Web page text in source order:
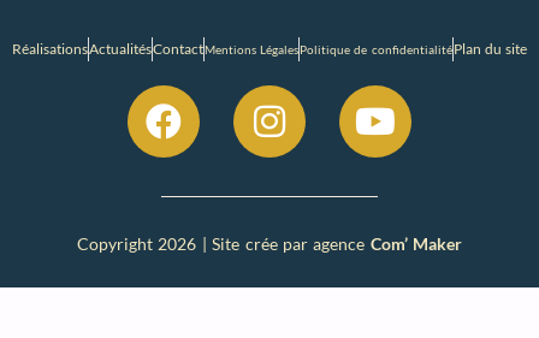
RéalisationsActualitésContactMentions LégalesPolitique de confidentialitéPlan du site
Copyright 2026 | Site crée par agence Com’ Maker